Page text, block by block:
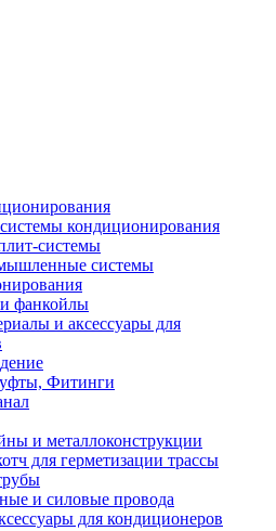
кондиционирования
системы
системы
фанкойлы
и аксессуары для
Фитинги
и металлоконструкции
для герметизации трассы
и силовые провода
для кондиционеров